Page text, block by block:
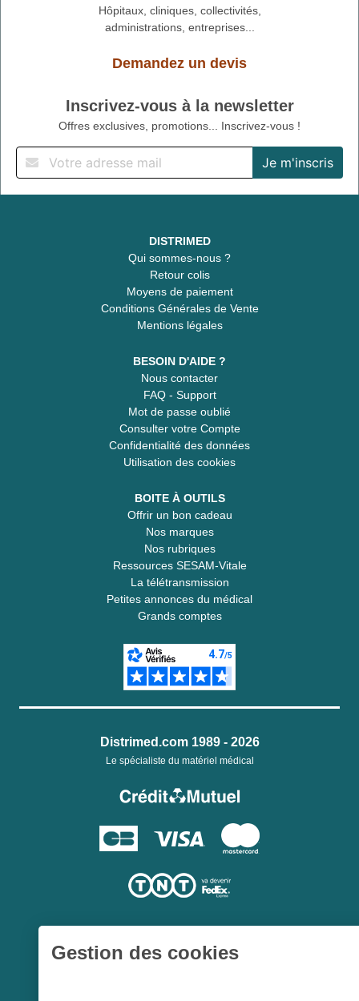
Hôpitaux, cliniques, collectivités,
administrations, entreprises...
Demandez un devis
Inscrivez-vous à la newsletter
Offres exclusives, promotions... Inscrivez-vous !
DISTRIMED
Qui sommes-nous ?
Retour colis
Moyens de paiement
Conditions Générales de Vente
Mentions légales
BESOIN D'AIDE ?
Nous contacter
FAQ - Support
Mot de passe oublié
Consulter votre Compte
Confidentialité des données
Utilisation des cookies
BOITE À OUTILS
Offrir un bon cadeau
Nos marques
Nos rubriques
Ressources SESAM-Vitale
La télétransmission
Petites annonces du médical
Grands comptes
Distrimed.com 1989 - 2026
Le spécialiste du matériel médical
Gestion des cookies